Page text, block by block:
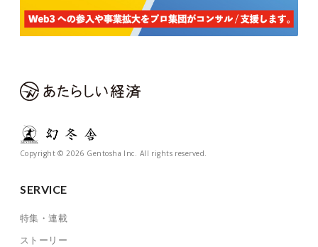
Copyright © 2026 Gentosha Inc. All rights reserved.
SERVICE
特集・連載
ストーリー